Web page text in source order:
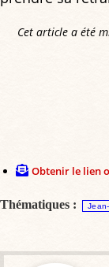
Cet article a été
Obtenir le lien
Thématiques :